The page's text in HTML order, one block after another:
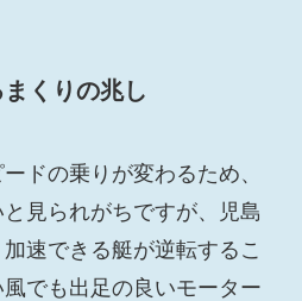
くりの兆し
ドの乗りが変わるため、
見られがちですが、児島
速できる艇が逆転するこ
でも出足の良いモーター